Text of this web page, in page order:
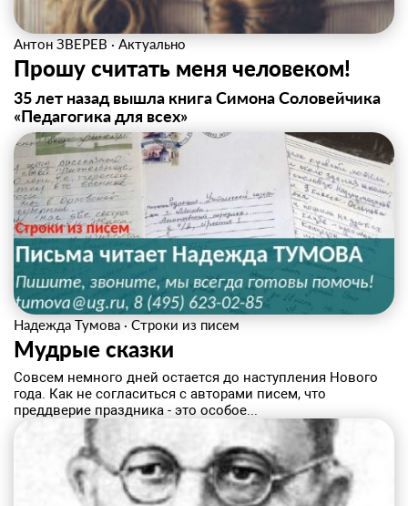
Антон ЗВЕРЕВ · Актуально
Прошу считать меня человеком!
35 лет назад вышла книга Симона Соловейчика
«Педагогика для всех»
Надежда Тумова · Строки из писем
Мудрые сказки
Совсем немного дней остается до наступления Нового
года. Как не согласиться с авторами писем, что
преддверие праздника - это особое...